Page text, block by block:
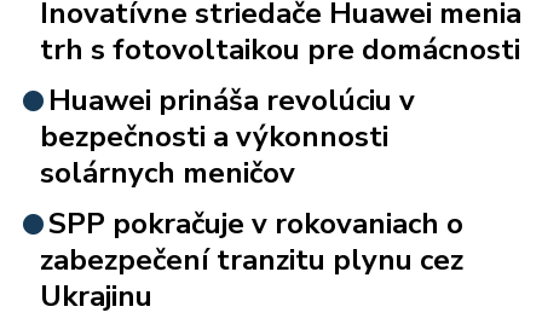
Inovatívne striedače Huawei menia
trh s fotovoltaikou pre domácnosti
Huawei prináša revolúciu v
bezpečnosti a výkonnosti
solárnych meničov
SPP pokračuje v rokovaniach o
zabezpečení tranzitu plynu cez
Ukrajinu